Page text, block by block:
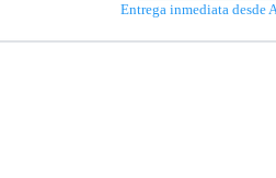
Entrega inmediata desde